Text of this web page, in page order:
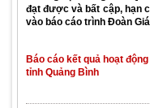
đạt được và bất cập, hạn
vào báo cáo trình Đoàn
Báo cáo kết quả hoạt
tỉnh Quảng Bình